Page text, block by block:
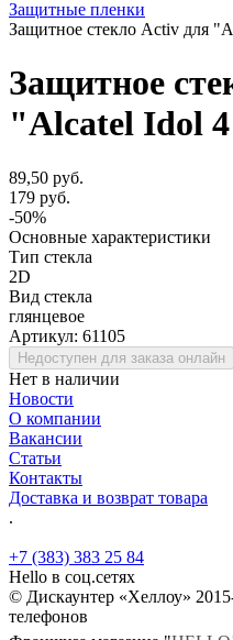
Защитные пленки
Защитное стекло Activ для
Защитное
"Alcatel Idol
89,50 руб.
179 руб.
-50%
Основные характеристики
Тип стекла
2D
Вид стекла
глянцевое
Артикул: 61105
Недоступен для заказа онлайн
Нет в наличии
Новости
О компании
Вакансии
Статьи
Контакты
Доставка и возврат товара
.
+7 (383) 383 25 84
Hello в соц.сетях
© Дискаунтер «Хеллоу»
телефонов